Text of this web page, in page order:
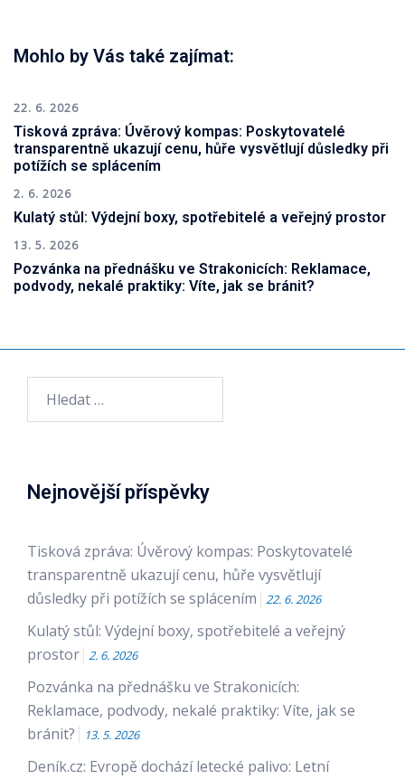
Mohlo by Vás také zajímat:
22. 6. 2026
Tisková zpráva: Úvěrový kompas: Poskytovatelé
transparentně ukazují cenu, hůře vysvětlují důsledky při
potížích se splácením
2. 6. 2026
Kulatý stůl: Výdejní boxy, spotřebitelé a veřejný prostor
13. 5. 2026
Pozvánka na přednášku ve Strakonicích: Reklamace,
podvody, nekalé praktiky: Víte, jak se bránit?
Nejnovější příspěvky
Tisková zpráva: Úvěrový kompas: Poskytovatelé
transparentně ukazují cenu, hůře vysvětlují
důsledky při potížích se splácením
22. 6. 2026
Kulatý stůl: Výdejní boxy, spotřebitelé a veřejný
prostor 2. 6. 2026
Pozvánka na přednášku ve Strakonicích:
Reklamace, podvody, nekalé praktiky: Víte, jak se
bránit?
13. 5. 2026
Deník.cz: Evropě dochází letecké palivo: Letní